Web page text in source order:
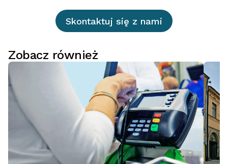
Skontaktuj się z nami
Zobacz również